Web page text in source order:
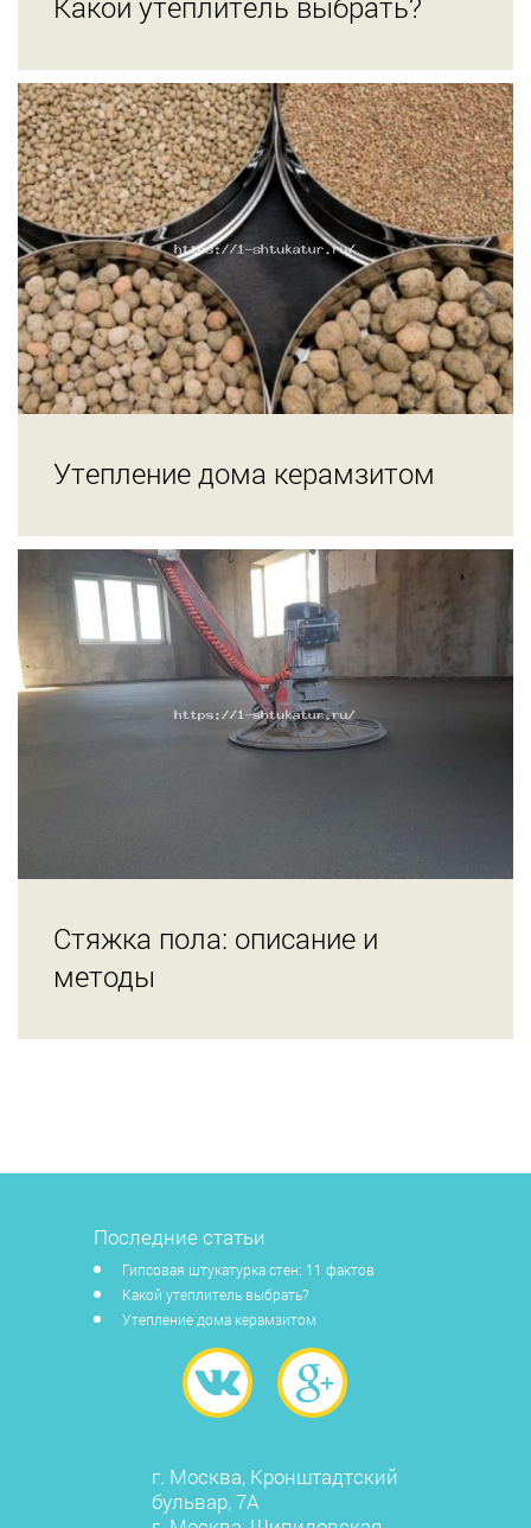
Какой утеплитель выбрать?
Утепление дома керамзитом
Стяжка пола: описание и
методы
Последние статьи
Гипсовая штукатурка стен: 11 фактов
Какой утеплитель выбрать?
Утепление дома керамзитом
г. Москва, Кронштадтский
бульвар, 7А